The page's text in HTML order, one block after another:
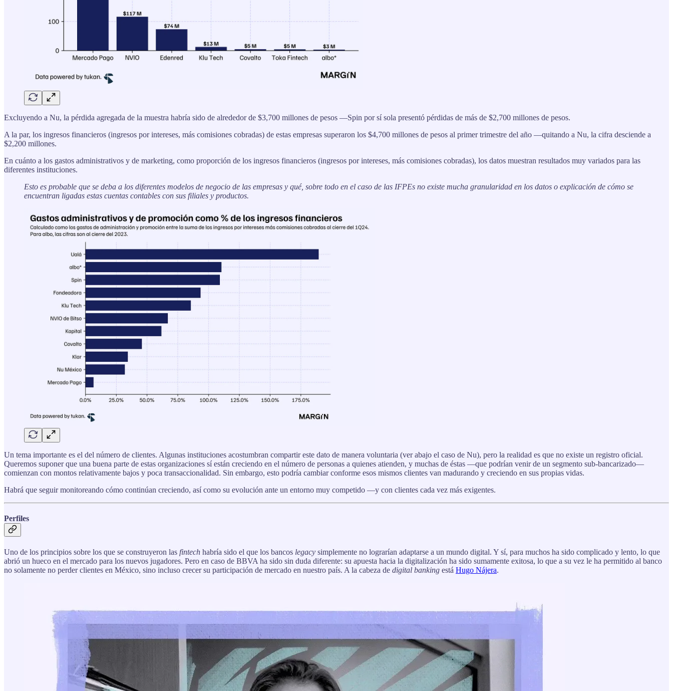
Excluyendo a Nu, la pérdida agregada de la muestra habría sido de alrededor de $3,700 millones de pesos —Spin por sí sola presentó pérdidas de más de $2,700 millones de pesos.
A la par, los ingresos financieros (ingresos por intereses, más comisiones cobradas) de estas empresas superaron los $4,700 millones de pesos al primer trimestre del año —quitando a Nu, la cifra desciende a
$2,200 millones.
En cuánto a los gastos administrativos y de marketing, como proporción de los ingresos financieros (ingresos por intereses, más comisiones cobradas), los datos muestran resultados muy variados para las
diferentes instituciones.
Esto es probable que se deba a los diferentes modelos de negocio de las empresas y qué, sobre todo en el caso de las IFPEs no existe mucha granularidad en los datos o explicación de cómo se
encuentran ligadas estas cuentas contables con sus filiales y productos.
Un tema importante es el del número de clientes. Algunas instituciones acostumbran compartir este dato de manera voluntaria (ver abajo el caso de Nu), pero la realidad es que no existe un registro oficial.
Queremos suponer que una buena parte de estas organizaciones sí están creciendo en el número de personas a quienes atienden, y muchas de éstas —que podrían venir de un segmento sub-bancarizado—
comienzan con montos relativamente bajos y poca transaccionalidad. Sin embargo, esto podría cambiar conforme esos mismos clientes van madurando y creciendo en sus propias vidas.
Habrá que seguir monitoreando cómo continúan creciendo, así como su evolución ante un entorno muy competido —y con clientes cada vez más exigentes.
Perfiles
Uno de los principios sobre los que se construyeron las fintech habría sido el que los bancos legacy simplemente no lograrían adaptarse a un mundo digital. Y sí, para muchos ha sido complicado y lento, lo que
abrió un hueco en el mercado para los nuevos jugadores. Pero en caso de BBVA ha sido sin duda diferente: su apuesta hacia la digitalización ha sido sumamente exitosa, lo que a su vez le ha permitido al banco
no solamente no perder clientes en México, sino incluso crecer su participación de mercado en nuestro país. A la cabeza de digital banking está Hugo Nájera.